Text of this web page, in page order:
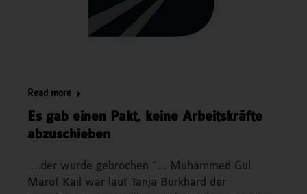
Es gab einen Pakt, keine Arbeitskräfte
abzuschieben
… der wurde gebrochen “… Muhammed Gul
Marof Kail war laut Tanja Burkhard der
Read more